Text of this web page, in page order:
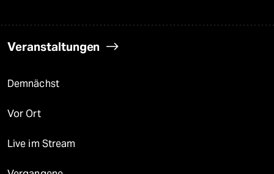
Veranstaltungen
Demnächst
Vor Ort
Live im Stream